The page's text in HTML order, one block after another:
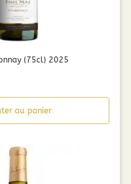
(75cl) 2025
au panier